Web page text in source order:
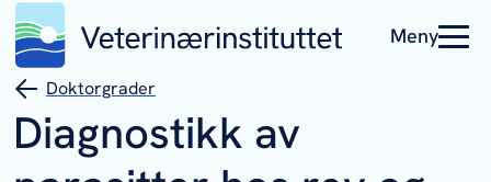
Meny
Doktorgrader
Diagnostikk av